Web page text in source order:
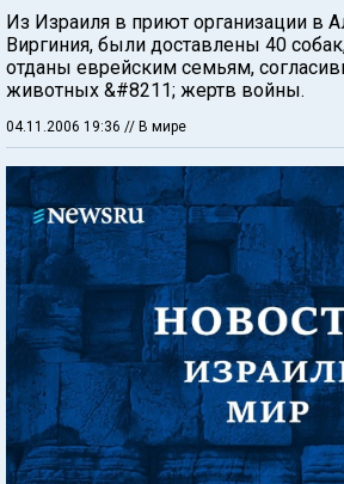
Из Израиля в приют организации в
Виргиния, были доставлены 40
отданы еврейским семьям,
животных &#8211; жертв войны.
04.11.2006 19:36 // В мире